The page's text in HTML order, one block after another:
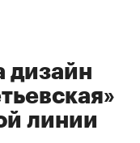
дизайн
линии